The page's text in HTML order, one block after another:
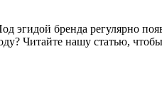
бренда регулярно
Читайте нашу статью, чтобы